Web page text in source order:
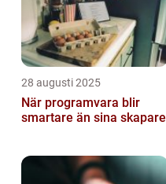
28 augusti 2025
När programvara blir
smartare än sina skapare